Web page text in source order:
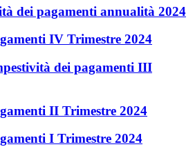
dei pagamenti annualità 2024
IV Trimestre 2024
dei pagamenti III
II Trimestre 2024
I Trimestre 2024